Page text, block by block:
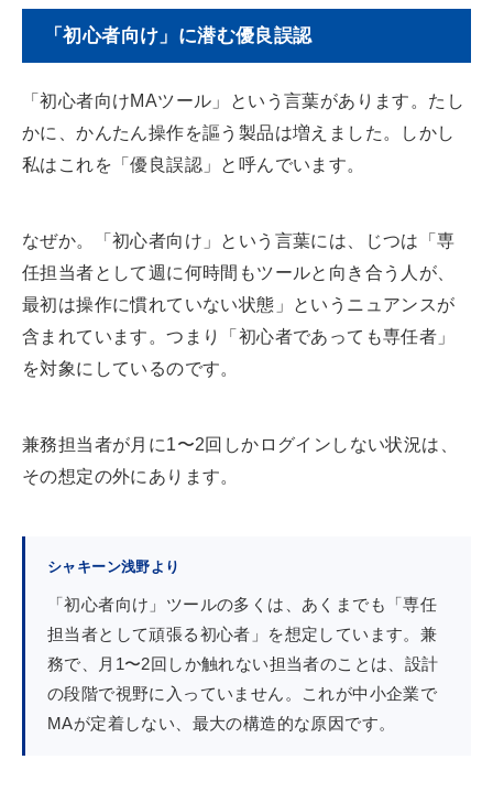
「初心者向け」に潜む優良誤認
「初心者向けMAツール」という言葉があります。たし
かに、かんたん操作を謳う製品は増えました。しかし
私はこれを「優良誤認」と呼んでいます。
なぜか。「初心者向け」という言葉には、じつは「専
任担当者として週に何時間もツールと向き合う人が、
最初は操作に慣れていない状態」というニュアンスが
含まれています。つまり「初心者であっても専任者」
を対象にしているのです。
兼務担当者が月に1〜2回しかログインしない状況は、
その想定の外にあります。
シャキーン浅野より
「初心者向け」ツールの多くは、あくまでも「専任
担当者として頑張る初心者」を想定しています。兼
務で、月1〜2回しか触れない担当者のことは、設計
の段階で視野に入っていません。これが中小企業で
MAが定着しない、最大の構造的な原因です。